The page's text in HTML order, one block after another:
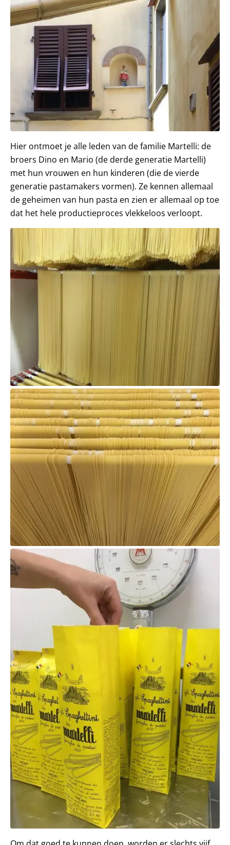
Hier ontmoet je alle leden van de familie Martelli: de
broers Dino en Mario (de derde generatie Martelli)
met hun vrouwen en hun kinderen (die de vierde
generatie pastamakers vormen). Ze kennen allemaal
de geheimen van hun pasta en zien er allemaal op toe
dat het hele productieproces vlekkeloos verloopt.